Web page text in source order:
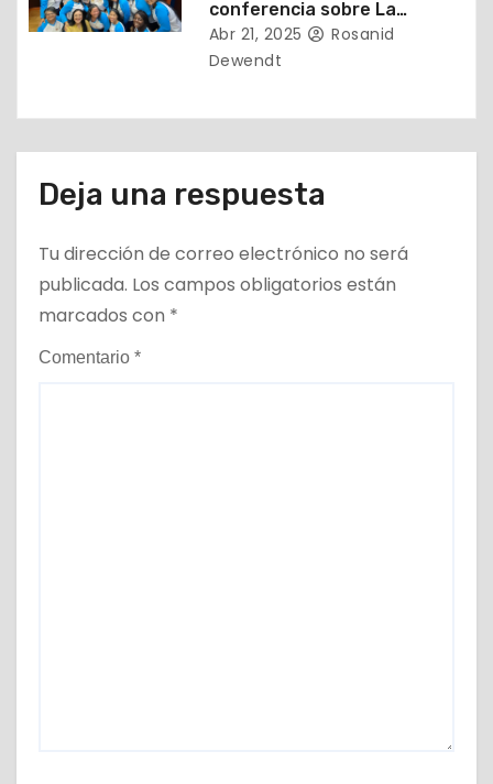
conferencia sobre La
importancia de detectar a
tiempo el TEA
Abr 21, 2025
Rosanid
Dewendt
Deja una respuesta
Tu dirección de correo electrónico no será
publicada. Los campos obligatorios están
marcados con *
Comentario *